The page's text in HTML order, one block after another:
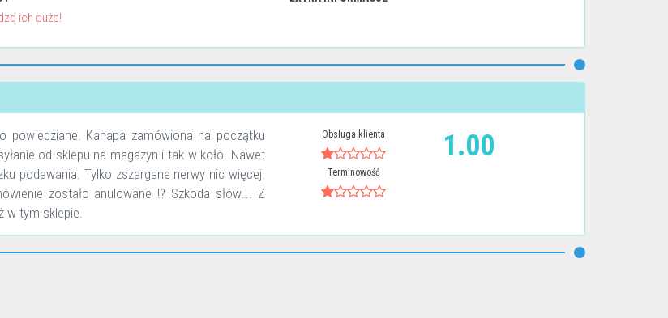
ich dużo!
Kanapa zamówiona na początku
od sklepu na magazyn i tak w koło. Nawet
podawania. Tylko zszargane nerwy nic więcej.
zostało anulowane !? Szkoda słów…. Z
w tym sklepie.
Obsługa klienta
Terminowość
1.00